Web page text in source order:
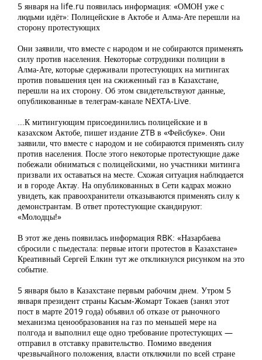
5 января на life.ru появилась информация: «ОМОН уже с
людьми идёт»: Полицейские в Актобе и Алма-Ате перешли на
сторону протестующих
Они заявили, что вместе с народом и не собираются применять
силу против населения. Некоторые сотрудники полиции в
Алма-Ате, которые сдерживали протестующих на митингах
против повышения цен на сжиженный газ в Казахстане,
перешли на их сторону. Об этом свидетельствуют данные,
опубликованные в телеграм-канале NEXTA-Live.
...К митингующим присоединились полицейские и в
казахском Актобе, пишет издание ZTB в «Фейсбуке». Они
заявили, что вместе с народом и не собираются применять силу
против населения. После этого некоторые протестующие даже
побежали обниматься с полицейскими, но участники митинга
призвали их оставаться на месте. Схожая ситуация наблюдается
и в городе Актау. На опубликованных в Сети кадрах можно
увидеть, как правоохранители отказываются применять силу к
демонстрантам. В ответ протестующие скандируют:
«Молодцы!»
В этот же день появилась информация RBK: «Назарбаева
сбросили с пьедестала: первые итоги протестов в Казахстане»
Креативный Сергей Елкин тут же откликнулся рисунком на это
событие.
5 января было в Казахстане первым рабочим днем. Утром 5
января президент страны Касым-Жомарт Токаев (занял этот
пост в марте 2019 года) объявил об отказе от рыночного
механизма ценообразования на газ по меньшей мере на
полгода и выполнил еще одно требование протестующих —
отправил в отставку правительство. Помимо введения
чрезвычайного положения, власти отключили по всей стране